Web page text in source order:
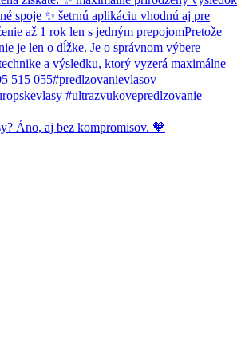
Áno, aj bez kompromisov. 🧡